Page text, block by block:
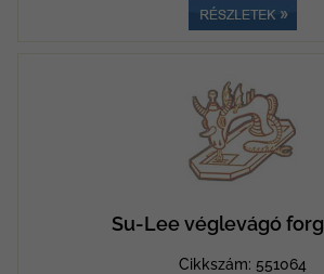
Su-Lee véglevágó
Cikkszám: 551064